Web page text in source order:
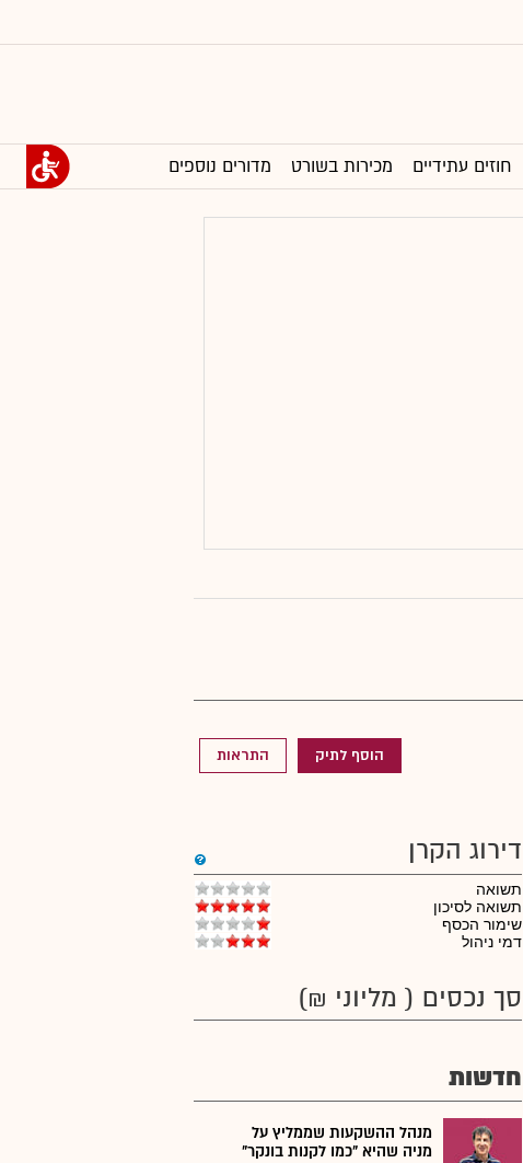
חוזים עתידיים מכירות בשורט מדורים נוספים
הוסף לתיק התראות
דירוג הקרן
תשואה
תשואה לסיכון
שימור הכסף
דמי ניהול
סך נכסים ( מליוני ₪)
חדשות
מנהל ההשקעות שממליץ על
מניה שהיא "כמו לקנות בונקר"